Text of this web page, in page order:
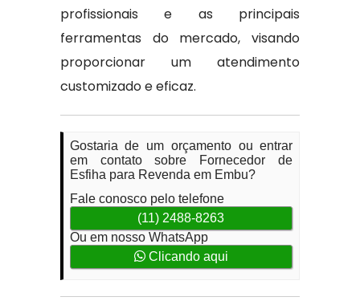
profissionais e as principais
ferramentas do mercado, visando
proporcionar um atendimento
customizado e eficaz.
Gostaria de um orçamento ou entrar
em contato sobre Fornecedor de
Esfiha para Revenda em Embu?
Fale conosco pelo telefone
(11) 2488-8263
Ou em nosso WhatsApp
Clicando aqui